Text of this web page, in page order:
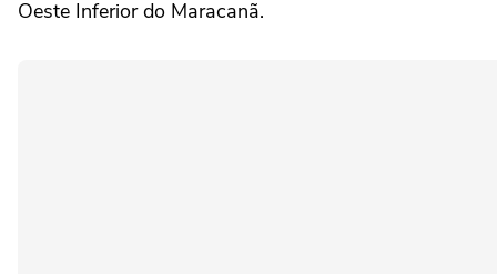
Oeste Inferior do Maracanã.